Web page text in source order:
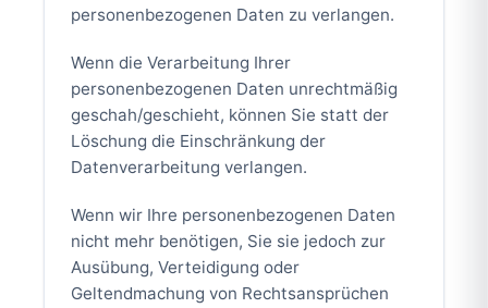
personenbezogenen Daten zu verlangen.
Wenn die Verarbeitung Ihrer
personenbezogenen Daten unrechtmäßig
geschah/geschieht, können Sie statt der
Löschung die Einschränkung der
Datenverarbeitung verlangen.
Wenn wir Ihre personenbezogenen Daten
nicht mehr benötigen, Sie sie jedoch zur
Ausübung, Verteidigung oder
Geltendmachung von Rechtsansprüchen